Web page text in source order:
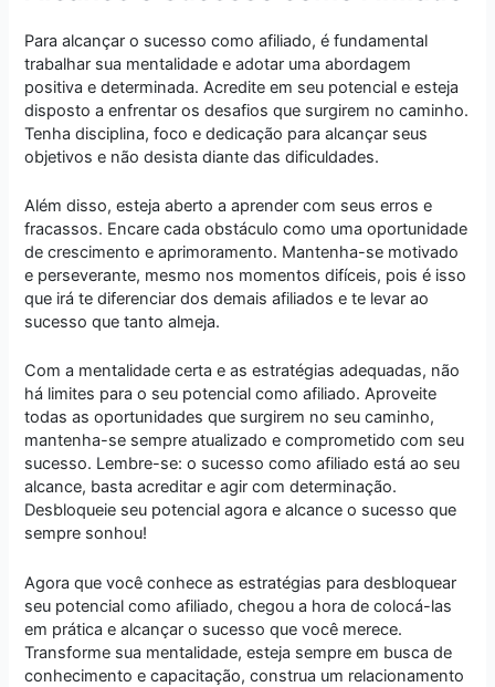
Para alcançar o sucesso como afiliado, é fundamental
trabalhar sua mentalidade e adotar uma abordagem
positiva e determinada. Acredite em seu potencial e esteja
disposto a enfrentar os desafios que surgirem no caminho.
Tenha disciplina, foco e dedicação para alcançar seus
objetivos e não desista diante das dificuldades.
Além disso, esteja aberto a aprender com seus erros e
fracassos. Encare cada obstáculo como uma oportunidade
de crescimento e aprimoramento. Mantenha-se motivado
e perseverante, mesmo nos momentos difíceis, pois é isso
que irá te diferenciar dos demais afiliados e te levar ao
sucesso que tanto almeja.
Com a mentalidade certa e as estratégias adequadas, não
há limites para o seu potencial como afiliado. Aproveite
todas as oportunidades que surgirem no seu caminho,
mantenha-se sempre atualizado e comprometido com seu
sucesso. Lembre-se: o sucesso como afiliado está ao seu
alcance, basta acreditar e agir com determinação.
Desbloqueie seu potencial agora e alcance o sucesso que
sempre sonhou!
Agora que você conhece as estratégias para desbloquear
seu potencial como afiliado, chegou a hora de colocá-las
em prática e alcançar o sucesso que você merece.
Transforme sua mentalidade, esteja sempre em busca de
conhecimento e capacitação, construa um relacionamento